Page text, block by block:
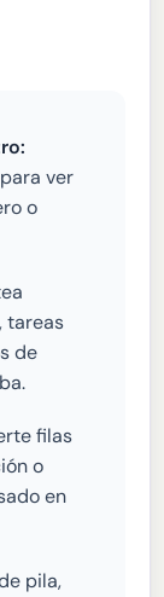
ver
o
tareas
de
filas
o
en
pila,